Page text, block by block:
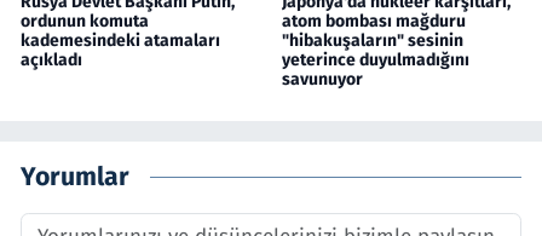
ordunun komuta
kademesindeki atamaları
açıkladı
atom bombası mağduru
"hibakuşaların" sesinin
yeterince duyulmadığını
savunuyor
Yorumlar